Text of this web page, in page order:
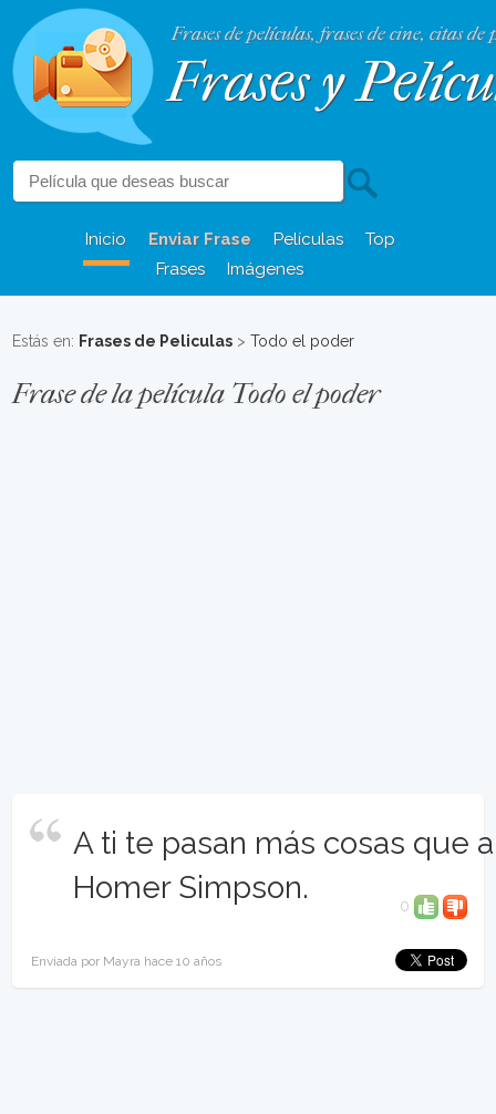
Frases de películas, frases de cine, citas de
Frases y
Inicio Enviar Frase Películas
Top
Frases
Imágenes
Estás en: Frases de Peliculas >Todo el poder
Frase de la película Todo el poder
A ti te pasan más cosas que a
Homer Simpson.
0
Enviada por Mayra hace 10 años